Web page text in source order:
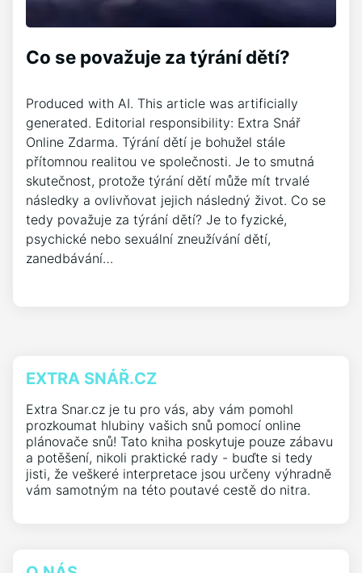
Co se považuje za týrání dětí?
Produced with AI. This article was artificially
generated. Editorial responsibility: Extra Snář
Online Zdarma. Týrání dětí je bohužel stále
přítomnou realitou ve společnosti. Je to smutná
skutečnost, protože týrání dětí může mít trvalé
následky a ovlivňovat jejich následný život. Co se
tedy považuje za týrání dětí? Je to fyzické,
psychické nebo sexuální zneužívání dětí,
zanedbávání…
EXTRA SNÁŘ.CZ
Extra Snar.cz je tu pro vás, aby vám pomohl
prozkoumat hlubiny vašich snů pomocí online
plánovače snů! Tato kniha poskytuje pouze zábavu
a potěšení, nikoli praktické rady - buďte si tedy
jisti, že veškeré interpretace jsou určeny výhradně
vám samotným na této poutavé cestě do nitra.